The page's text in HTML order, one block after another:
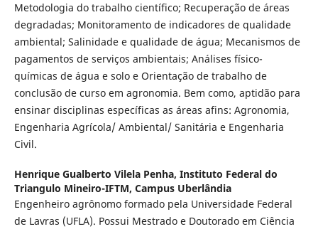
Metodologia do trabalho científico; Recuperação de áreas
degradadas; Monitoramento de indicadores de qualidade
ambiental; Salinidade e qualidade de água; Mecanismos de
pagamentos de serviços ambientais; Análises físico-
químicas de água e solo e Orientação de trabalho de
conclusão de curso em agronomia. Bem como, aptidão para
ensinar disciplinas específicas as áreas afins: Agronomia,
Engenharia Agrícola/ Ambiental/ Sanitária e Engenharia
Civil.
Henrique Gualberto Vilela Penha, Instituto Federal do
Triangulo Mineiro-IFTM, Campus Uberlândia
Engenheiro agrônomo formado pela Universidade Federal
de Lavras (UFLA). Possui Mestrado e Doutorado em Ciência